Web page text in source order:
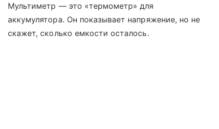
Мультиметр — это «термометр» для
аккумулятора. Он показывает напряжение, но не
скажет, сколько емкости осталось.